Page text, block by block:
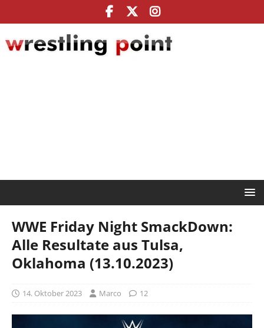
WWE Friday Night SmackDown:
Alle Resultate aus Tulsa,
Oklahoma (13.10.2023)
14. Oktober 2023 Marco 12